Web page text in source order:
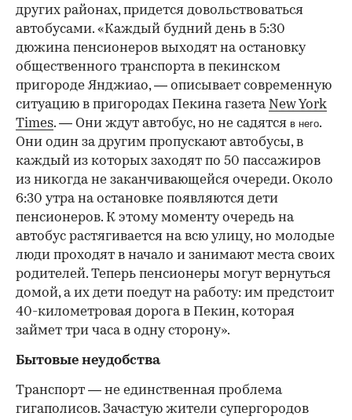
других районах, придется довольствоваться
автобусами. «Каждый будний день в 5:30
дюжина пенсионеров выходят на остановку
общественного транспорта в пекинском
пригороде Янджиао, — описывает современную
ситуацию в пригородах Пекина газета New York
Times. — Они ждут автобус, но не садятся в него.
Они один за другим пропускают автобусы, в
каждый из которых заходят по 50 пассажиров
из никогда не заканчивающейся очереди. Около
6:30 утра на остановке появляются дети
пенсионеров. К этому моменту очередь на
автобус растягивается на всю улицу, но молодые
люди проходят в начало и занимают места своих
родителей. Теперь пенсионеры могут вернуться
домой, а их дети поедут на работу: им предстоит
40-километровая дорога в Пекин, которая
займет три часа в одну сторону».
Бытовые неудобства
Транспорт — не единственная проблема
гигаполисов. Зачастую жители супергородов